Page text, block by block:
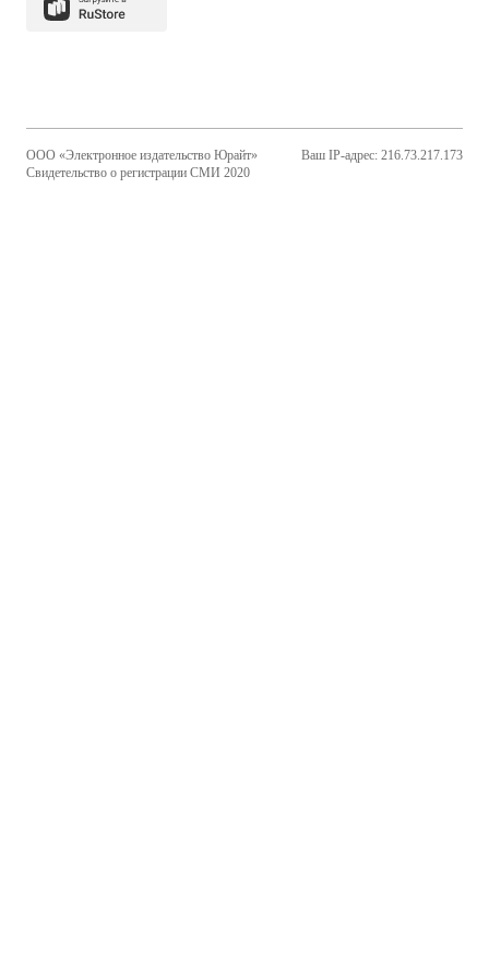
ООО «Электронное издательство Юрайт»
Свидетельство о регистрации СМИ 2020
Ваш IP-адрес: 216.73.217.173